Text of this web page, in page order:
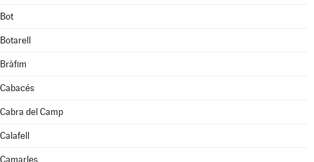
Bot
Botarell
Bràfim
Cabacés
Cabra del Camp
Calafell
Camarles